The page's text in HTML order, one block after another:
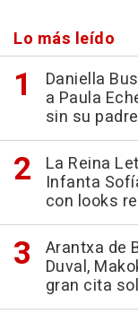
Lo más leído
Daniella
a Paula
sin su padre
La Reina
Infanta
con looks
Arantxa de
Duval,
gran cita